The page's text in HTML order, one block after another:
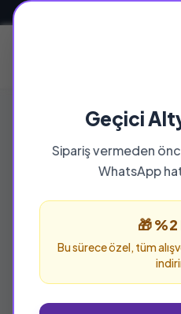
Geçici
Sipariş vermeden
WhatsApp
🎁
Bu sürece özel, tüm